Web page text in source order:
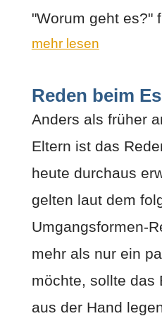
"Worum geht es?"
mehr lesen
Reden beim
Anders als früher
Eltern ist das
heute durchaus
gelten laut dem
Umgangsformen-
mehr als nur ein
möchte, sollte das
aus der Hand